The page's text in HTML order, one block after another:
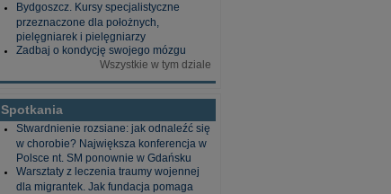
Bydgoszcz. Kursy specjalistyczne
przeznaczone dla położnych,
pielęgniarek i pielęgniarzy
Zadbaj o kondycję swojego mózgu
Wszystkie w tym dziale
Spotkania
Stwardnienie rozsiane: jak odnaleźć się
w chorobie? Największa konferencja w
Polsce nt. SM ponownie w Gdańsku
Warsztaty z leczenia traumy wojennej
dla migrantek. Jak fundacja pomaga